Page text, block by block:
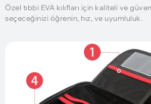
Özel tıbbi EVA kılıfları için kaliteli ve
seçeceğinizi öğrenin, hız, ve uyumluluk.